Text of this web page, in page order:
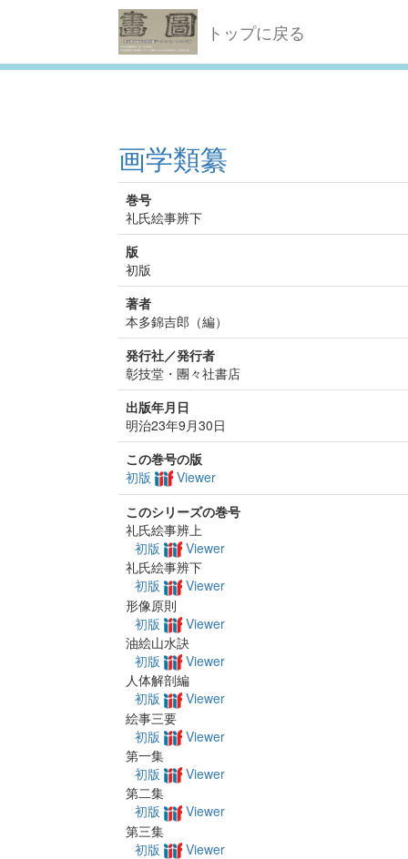
トップに戻る
画学類纂
巻号
礼氏絵事辨下
版
初版
著者
本多錦吉郎（編）
発行社／発行者
彰技堂・團々社書店
出版年月日
明治23年9月30日
この巻号の版
初版
Viewer
このシリーズの巻号
礼氏絵事辨上
初版
Viewer
礼氏絵事辨下
初版
Viewer
形像原則
初版
Viewer
油絵山水訣
初版
Viewer
人体解剖編
初版
Viewer
絵事三要
初版
Viewer
第一集
初版
Viewer
第二集
初版
Viewer
第三集
初版
Viewer